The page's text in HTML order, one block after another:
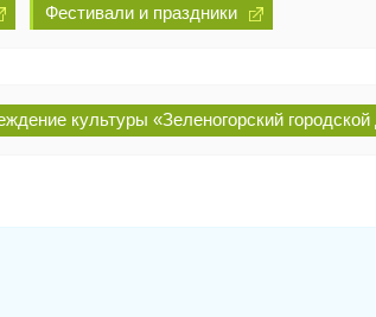
Фестивали и праздники
культуры «Зеленогорский